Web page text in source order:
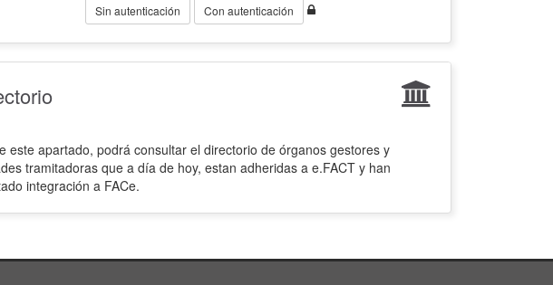
Sin autenticación Con autenticación
este apartado, podrá consultar el directorio de órganos gestores y
tramitadoras que a día de hoy, estan adheridas a e.FACT y han
integración a FACe.